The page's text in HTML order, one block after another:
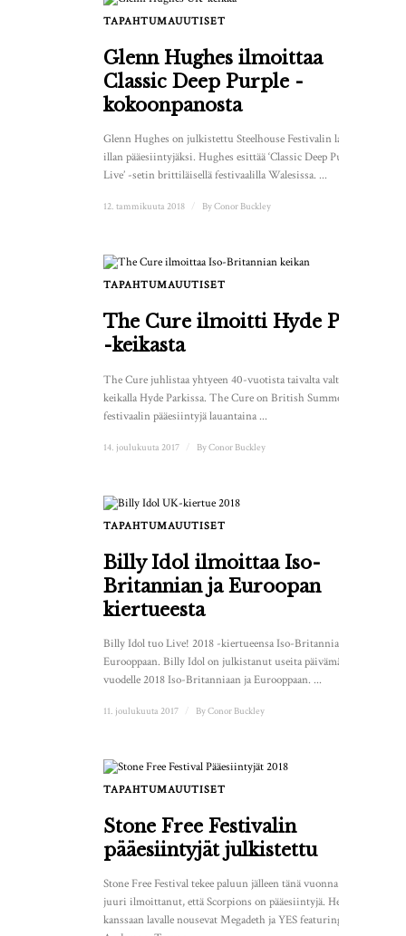
TAPAHTUMAUUTISET
Glenn Hughes ilmoittaa
Classic Deep Purple -
kokoonpanosta
Glenn Hughes on julkistettu Steelhouse Festivalin lauantai-
illan pääesiintyjäksi. Hughes esittää ‘Classic Deep Purple –
Live’ -setin brittiläisellä festivaalilla Walesissa. ...
12. tammikuuta 2018 ByConor Buckley
TAPAHTUMAUUTISET
The Cure ilmoitti Hyde Park
-keikasta
The Cure juhlistaa yhtyeen 40-vuotista taivalta valtavalla
keikalla Hyde Parkissa. The Cure on British Summertime -
festivaalin pääesiintyjä lauantaina ...
14. joulukuuta 2017 ByConor Buckley
TAPAHTUMAUUTISET
Billy Idol ilmoittaa Iso-
Britannian ja Euroopan
kiertueesta
Billy Idol tuo Live! 2018 -kiertueensa Iso-Britanniaan ja
Eurooppaan. Billy Idol on julkistanut useita päivämääriä
vuodelle 2018 Iso-Britanniaan ja Eurooppaan. ...
11. joulukuuta 2017 ByConor Buckley
TAPAHTUMAUUTISET
Stone Free Festivalin
pääesiintyjät julkistettu
Stone Free Festival tekee paluun jälleen tänä vuonna ja on
juuri ilmoittanut, että Scorpions on pääesiintyjä. Heidän
kanssaan lavalle nousevat Megadeth ja YES featuring Jon